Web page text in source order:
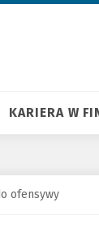
KARIERA W
ofensywy